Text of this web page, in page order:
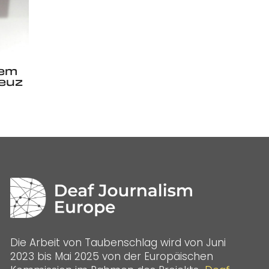
Die Arbeit von Taubenschlag wird von Juni
2023 bis Mai 2025 von der Europäischen